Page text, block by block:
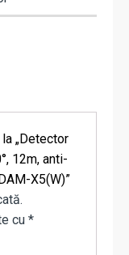
„Detector
12m, anti-
X5(W)”
cu *